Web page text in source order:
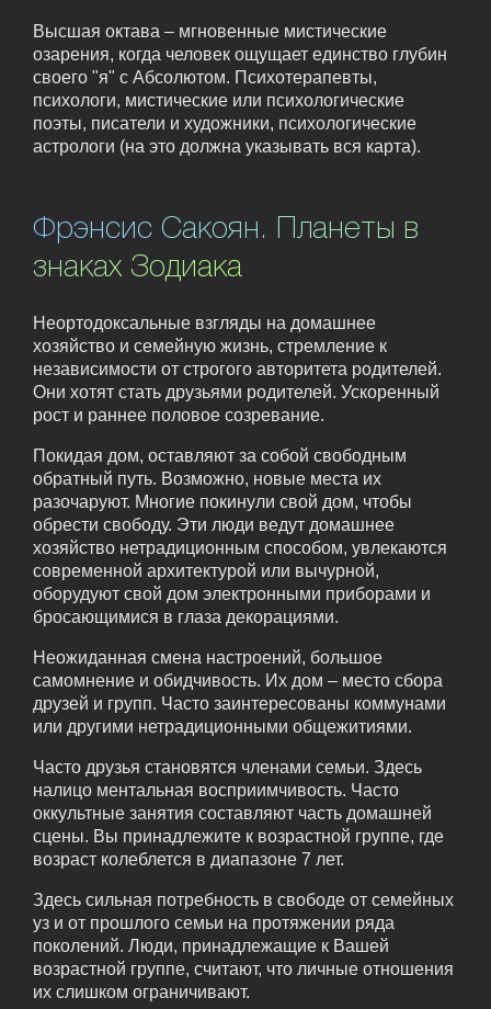
Высшая октава – мгновенные мистические
озарения, когда человек ощущает единство глубин
своего "я" с Абсолютом. Психотерапевты,
психологи, мистические или психологические
поэты, писатели и художники, психологические
астрологи (на это должна указывать вся карта).
Фрэнсис Сакоян. Планеты в
знаках Зодиака
Неортодоксальные взгляды на домашнее
хозяйство и семейную жизнь, стремление к
независимости от строгого авторитета родителей.
Они хотят стать друзьями родителей. Ускоренный
рост и раннее половое созревание.
Покидая дом, оставляют за собой свободным
обратный путь. Возможно, новые места их
разочаруют. Многие покинули свой дом, чтобы
обрести свободу. Эти люди ведут домашнее
хозяйство нетрадиционным способом, увлекаются
современной архитектурой или вычурной,
оборудуют свой дом электронными приборами и
бросающимися в глаза декорациями.
Неожиданная смена настроений, большое
самомнение и обидчивость. Их дом – место сбора
друзей и групп. Часто заинтересованы коммунами
или другими нетрадиционными общежитиями.
Часто друзья становятся членами семьи. Здесь
налицо ментальная восприимчивость. Часто
оккультные занятия составляют часть домашней
сцены. Вы принадлежите к возрастной группе, где
возраст колеблется в диапазоне 7 лет.
Здесь сильная потребность в свободе от семейных
уз и от прошлого семьи на протяжении ряда
поколений. Люди, принадлежащие к Вашей
возрастной группе, считают, что личные отношения
их слишком ограничивают.